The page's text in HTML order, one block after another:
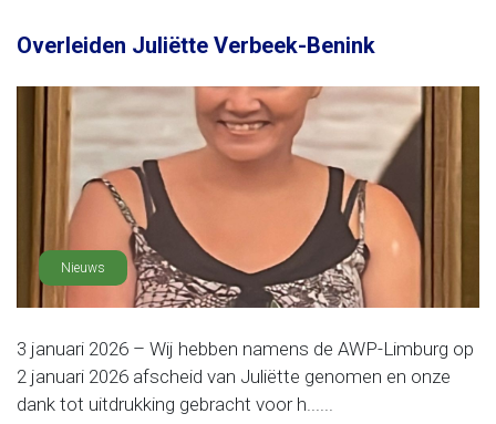
Overleiden Juliëtte Verbeek-Benink
Nieuws
3 januari 2026 – Wij hebben namens de AWP-Limburg op
2 januari 2026 afscheid van Juliëtte genomen en onze
dank tot uitdrukking gebracht voor h......